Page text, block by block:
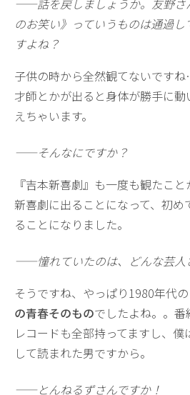
のお笑い》っていうものは通過
すよね？
子供の時から全然観てないです
才師とかが出ると身体が勝手に
えちゃいます。
——そんなにですか？
『吉本新喜劇』も一度も観たこ
新喜劇に出ることになって、初め
ることになりました。
——憧れていたのは、どんな芸人
そうですね、やっぱり1980年代の
の青春そのものでしたよね。。番
レコードも全部持ってますし、
して読まれた男ですから。
——とんねるずさんですか！